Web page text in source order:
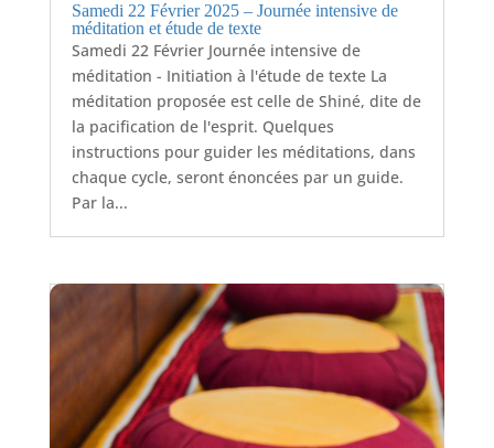
Samedi 22 Février 2025 – Journée intensive de
méditation et étude de texte
Samedi 22 Février Journée intensive de
méditation - Initiation à l'étude de texte La
méditation proposée est celle de Shiné, dite de
la pacification de l'esprit. Quelques
instructions pour guider les méditations, dans
chaque cycle, seront énoncées par un guide.
Par la...